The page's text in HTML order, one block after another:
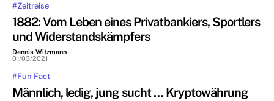
#Zeitreise
1882: Vom Leben eines Privatbankiers, Sportlers
und Widerstandskämpfers
Dennis Witzmann -
01/03/2021
#Fun Fact
Männlich, ledig, jung sucht … Kryptowährung